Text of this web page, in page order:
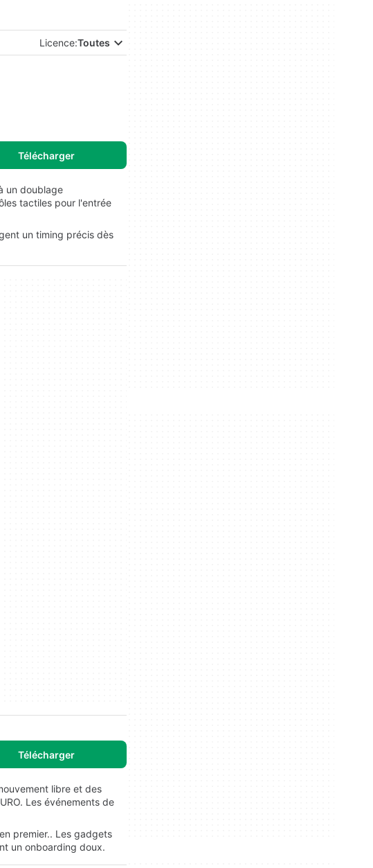
Licence:Toutes
Télécharger
un doublage
tactiles pour l'entrée
un timing précis dès
Télécharger
libre et des
Les événements de
premier.. Les gadgets
un onboarding doux.